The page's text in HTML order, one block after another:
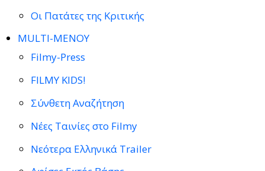
Οι Πατάτες της Κριτικής
MULTI-ΜΕΝΟΥ
Filmy-Press
FILMY KIDS!
Σύνθετη Αναζήτηση
Νέες Ταινίες στο Filmy
Νεότερα Ελληνικά Trailer